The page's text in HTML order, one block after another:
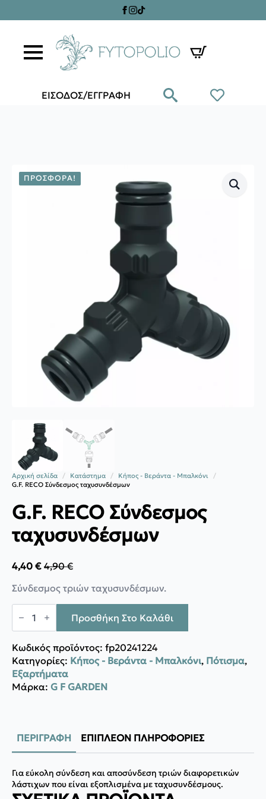
ΕΙΣΟΔΟΣ/ΕΓΓΡΑΦΗ
ΠΡΟΣΦΟΡΆ!
Αρχική σελίδα Κατάστημα
Κήπος - Βεράντα - Μπαλκόνι
G.F. RECO Σύνδεσμος ταχυσυνδέσμων
G.F. RECO Σύνδεσμος
ταχυσυνδέσμων
4,90€
Original
price
was:
4,90 €.
4,40 €
Η
τρέχουσα
τιμή
είναι:
4,40 €.
Σύνδεσμος τριών ταχυσυνδέσμων.
G.F.
RECO
ποσότητα
Προσθήκη Στο Καλάθι
Κωδικός προϊόντος: fp20241224
Κατηγορίες: Κήπος - Βεράντα - Μπαλκόνι, Πότισμα,
Εξαρτήματα
Μάρκα: G F GARDEN
ΠΕΡΙΓΡΑΦΉ ΕΠΙΠΛΈΟΝ ΠΛΗΡΟΦΟΡΊΕΣ
Για εύκολη σύνδεση και αποσύνδεση τριών διαφορετικών
λάστιχων που είναι εξοπλισμένα με ταχυσυνδέσμους.